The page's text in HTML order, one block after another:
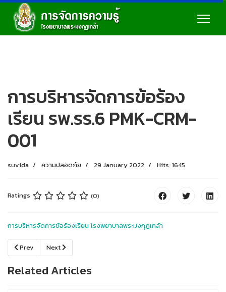
การบริหารจัดการข้อร้อง
เรียน รพ.รร.6 PMK-CRM-
001
suvida ความปลอดภัย 29 January 2022 Hits: 1645
Ratings (0)
การบริหารจัดการข้อร้องเรียน โรงพยาบาลพระมงกุฎเกล้า
Previous article: โครงการพัฒนาระบบการให้บริการสุขภาพโรงพยาบาลพระ
Prev Next article: แนวทางปฏิบัติการส่งตรวจห้องตรวจCT/MRI ศูนย์
Next
Related Articles